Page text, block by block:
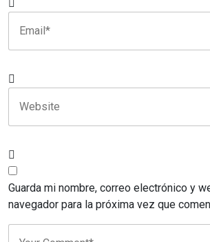
Guarda mi nombre, correo electrónico y
navegador para la próxima vez que